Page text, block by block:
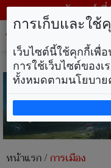
วันศุกร์ ที่
หน้าแรก/การเมือง
การเก็บและใช้
เว็บไซต์นี้ใช้คุกกี้เพื่
การใช้เว็บไซต์ของ
ทั้งหมดตามนโยบาย